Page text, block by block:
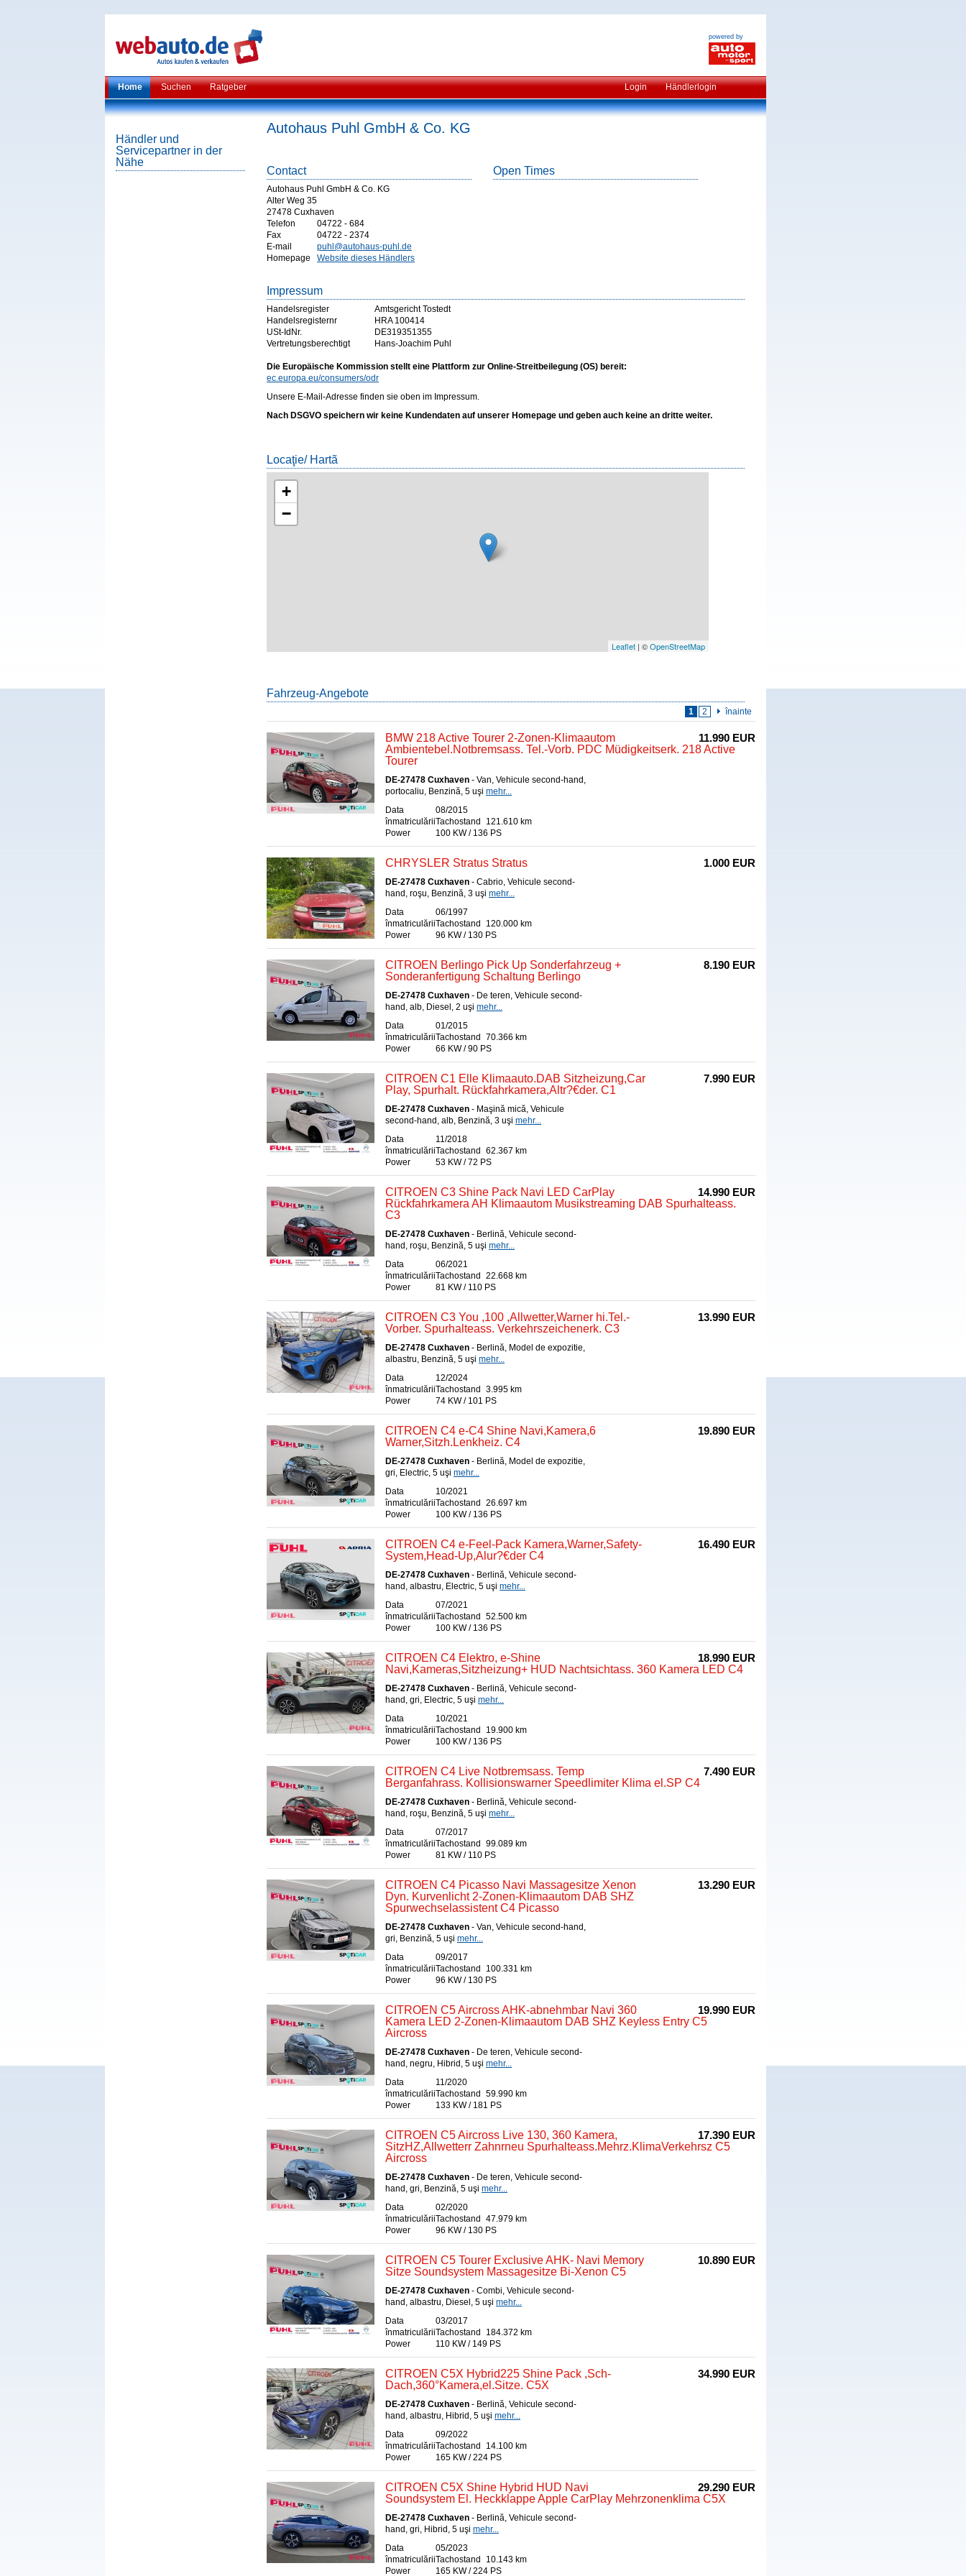
powered by
Home Suchen Ratgeber Login Händlerlogin
Händler und
Servicepartner in der
Nähe
Autohaus Puhl GmbH & Co. KG
Contact
Autohaus Puhl GmbH & Co. KG
Alter Weg 35
27478 Cuxhaven
Telefon
04722 - 684
Fax
04722 - 2374
E-mail
puhl@autohaus-puhl.de
Homepage
Website dieses Händlers
Open Times
Impressum
Handelsregister
Amtsgericht Tostedt
Handelsregisternr
HRA 100414
USt-IdNr.
DE319351355
Vertretungsberechtigt
Hans-Joachim Puhl
Die Europäische Kommission stellt eine Plattform zur Online-Streitbeilegung (OS) bereit:
ec.europa.eu/consumers/odr
Unsere E-Mail-Adresse finden sie oben im Impressum.
Nach DSGVO speichern wir keine Kundendaten auf unserer Homepage und geben auch keine an dritte weiter.
Locaţie/ Hartã
+
−
Leaflet | ©OpenStreetMap
Fahrzeug-Angebote
1 2 înainte
11.990 EUR
BMW 218 Active Tourer 2-Zonen-Klimaautom
Ambientebel.Notbremsass. Tel.-Vorb. PDC Müdigkeitserk. 218 Active
Tourer
DE-27478 Cuxhaven - Van, Vehicule second-hand,
portocaliu, Benzină, 5 uşi mehr...
Data
înmatriculării
08/2015
Tachostand
121.610 km
Power
100 KW / 136 PS
1.000 EUR
CHRYSLER Stratus Stratus
DE-27478 Cuxhaven - Cabrio, Vehicule second-
hand, roşu, Benzină, 3 uşi mehr...
Data
înmatriculării
06/1997
Tachostand
120.000 km
Power
96 KW / 130 PS
8.190 EUR
CITROEN Berlingo Pick Up Sonderfahrzeug +
Sonderanfertigung Schaltung Berlingo
DE-27478 Cuxhaven - De teren, Vehicule second-
hand, alb, Diesel, 2 uşi mehr...
Data
înmatriculării
01/2015
Tachostand
70.366 km
Power
66 KW / 90 PS
7.990 EUR
CITROEN C1 Elle Klimaauto.DAB Sitzheizung,Car
Play, Spurhalt. Rückfahrkamera,Altr?€der. C1
DE-27478 Cuxhaven - Maşină mică, Vehicule
second-hand, alb, Benzină, 3 uşi mehr...
Data
înmatriculării
11/2018
Tachostand
62.367 km
Power
53 KW / 72 PS
14.990 EUR
CITROEN C3 Shine Pack Navi LED CarPlay
Rückfahrkamera AH Klimaautom Musikstreaming DAB Spurhalteass.
C3
DE-27478 Cuxhaven - Berlină, Vehicule second-
hand, roşu, Benzină, 5 uşi mehr...
Data
înmatriculării
06/2021
Tachostand
22.668 km
Power
81 KW / 110 PS
13.990 EUR
CITROEN C3 You ,100 ,Allwetter,Warner hi.Tel.-
Vorber. Spurhalteass. Verkehrszeichenerk. C3
DE-27478 Cuxhaven - Berlină, Model de expozitie,
albastru, Benzină, 5 uşi mehr...
Data
înmatriculării
12/2024
Tachostand
3.995 km
Power
74 KW / 101 PS
19.890 EUR
CITROEN C4 e-C4 Shine Navi,Kamera,6
Warner,Sitzh.Lenkheiz. C4
DE-27478 Cuxhaven - Berlină, Model de expozitie,
gri, Electric, 5 uşi mehr...
Data
înmatriculării
10/2021
Tachostand
26.697 km
Power
100 KW / 136 PS
16.490 EUR
CITROEN C4 e-Feel-Pack Kamera,Warner,Safety-
System,Head-Up,Alur?€der C4
DE-27478 Cuxhaven - Berlină, Vehicule second-
hand, albastru, Electric, 5 uşi mehr...
Data
înmatriculării
07/2021
Tachostand
52.500 km
Power
100 KW / 136 PS
18.990 EUR
CITROEN C4 Elektro, e-Shine
Navi,Kameras,Sitzheizung+ HUD Nachtsichtass. 360 Kamera LED C4
DE-27478 Cuxhaven - Berlină, Vehicule second-
hand, gri, Electric, 5 uşi mehr...
Data
înmatriculării
10/2021
Tachostand
19.900 km
Power
100 KW / 136 PS
7.490 EUR
CITROEN C4 Live Notbremsass. Temp
Berganfahrass. Kollisionswarner Speedlimiter Klima el.SP C4
DE-27478 Cuxhaven - Berlină, Vehicule second-
hand, roşu, Benzină, 5 uşi mehr...
Data
înmatriculării
07/2017
Tachostand
99.089 km
Power
81 KW / 110 PS
13.290 EUR
CITROEN C4 Picasso Navi Massagesitze Xenon
Dyn. Kurvenlicht 2-Zonen-Klimaautom DAB SHZ
Spurwechselassistent C4 Picasso
DE-27478 Cuxhaven - Van, Vehicule second-hand,
gri, Benzină, 5 uşi mehr...
Data
înmatriculării
09/2017
Tachostand
100.331 km
Power
96 KW / 130 PS
19.990 EUR
CITROEN C5 Aircross AHK-abnehmbar Navi 360
Kamera LED 2-Zonen-Klimaautom DAB SHZ Keyless Entry C5
Aircross
DE-27478 Cuxhaven - De teren, Vehicule second-
hand, negru, Hibrid, 5 uşi mehr...
Data
înmatriculării
11/2020
Tachostand
59.990 km
Power
133 KW / 181 PS
17.390 EUR
CITROEN C5 Aircross Live 130, 360 Kamera,
SitzHZ,Allwetterr Zahnrneu Spurhalteass.Mehrz.KlimaVerkehrsz C5
Aircross
DE-27478 Cuxhaven - De teren, Vehicule second-
hand, gri, Benzină, 5 uşi mehr...
Data
înmatriculării
02/2020
Tachostand
47.979 km
Power
96 KW / 130 PS
10.890 EUR
CITROEN C5 Tourer Exclusive AHK- Navi Memory
Sitze Soundsystem Massagesitze Bi-Xenon C5
DE-27478 Cuxhaven - Combi, Vehicule second-
hand, albastru, Diesel, 5 uşi mehr...
Data
înmatriculării
03/2017
Tachostand
184.372 km
Power
110 KW / 149 PS
34.990 EUR
CITROEN C5X Hybrid225 Shine Pack ,Sch-
Dach,360°Kamera,el.Sitze. C5X
DE-27478 Cuxhaven - Berlină, Vehicule second-
hand, albastru, Hibrid, 5 uşi mehr...
Data
înmatriculării
09/2022
Tachostand
14.100 km
Power
165 KW / 224 PS
29.290 EUR
CITROEN C5X Shine Hybrid HUD Navi
Soundsystem El. Heckklappe Apple CarPlay Mehrzonenklima C5X
DE-27478 Cuxhaven - Berlină, Vehicule second-
hand, gri, Hibrid, 5 uşi mehr...
Data
înmatriculării
05/2023
Tachostand
10.143 km
Power
165 KW / 224 PS